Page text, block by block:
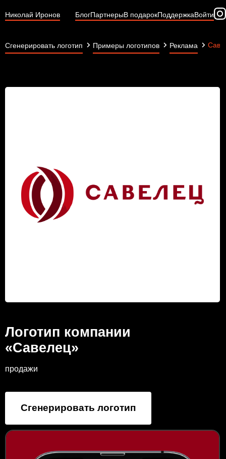
Николай Иронов БлогПартнерыВ подарокПоддержкаВойти
Сгенерировать логотип Примеры логотипов Реклама
Логотип компании
«Савелец»
продажи
Сгенерировать логотип